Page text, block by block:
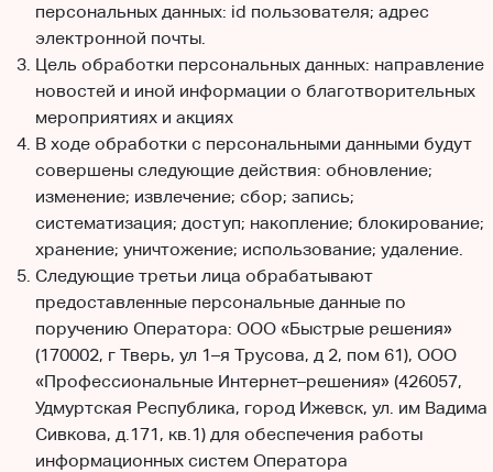
персональных данных: id пользователя; адрес
электронной почты.
Цель обработки персональных данных: направление
новостей и иной информации о благотворительных
мероприятиях и акциях
В ходе обработки с персональными данными будут
совершены следующие действия: обновление;
изменение; извлечение; сбор; запись;
систематизация; доступ; накопление; блокирование;
хранение; уничтожение; использование; удаление.
Следующие третьи лица обрабатывают
предоставленные персональные данные по
поручению Оператора: ООО «Быстрые решения»
(170002, г Тверь, ул 1–я Трусова, д 2, пом 61), ООО
«Профессиональные Интернет–решения» (426057,
Удмуртская Республика, город Ижевск, ул. им Вадима
Сивкова, д.171, кв.1) для обеспечения работы
информационных систем Оператора